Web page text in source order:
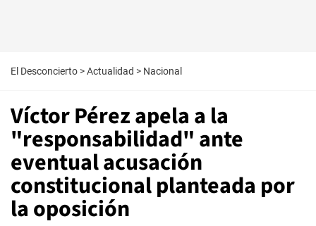
El Desconcierto >Actualidad > Nacional
Víctor Pérez apela a la
"responsabilidad" ante
eventual acusación
constitucional planteada por
la oposición